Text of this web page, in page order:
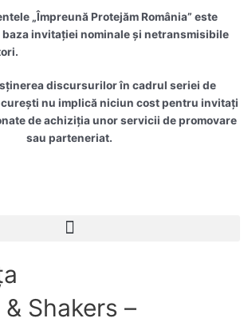
„Împreună Protejăm România” este
invitației nominale și netransmisibile
discursurilor în cadrul seriei de
nu implică niciun cost pentru invitați
de achiziția unor servicii de promovare
sau parteneriat.
Meniu
Shakers –